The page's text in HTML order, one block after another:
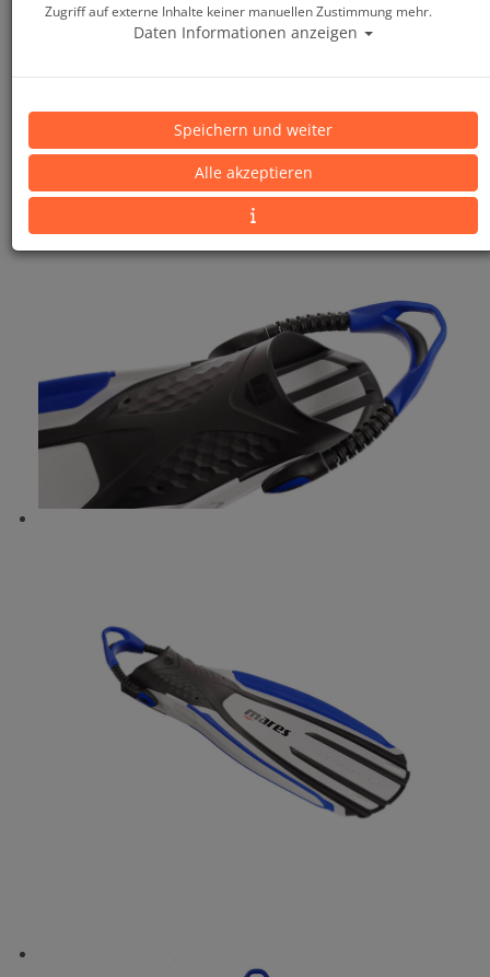
Zugriff auf externe Inhalte keiner manuellen Zustimmung mehr.
Daten Informationen anzeigen
Speichern und weiter
Alle akzeptieren